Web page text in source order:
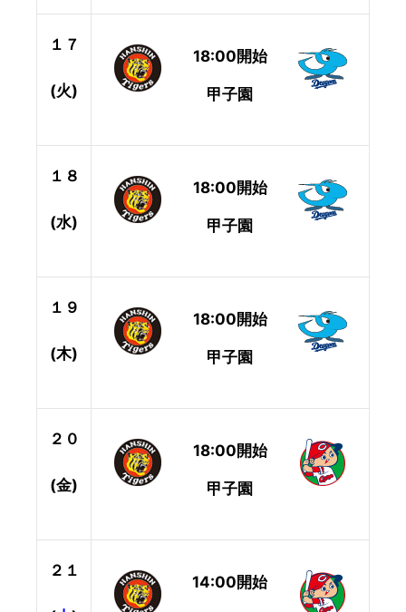
１７
(火)
18:00開始
甲子園
１８
(水)
18:00開始
甲子園
１９
(木)
18:00開始
甲子園
２０
(金)
18:00開始
甲子園
２１
14:00開始